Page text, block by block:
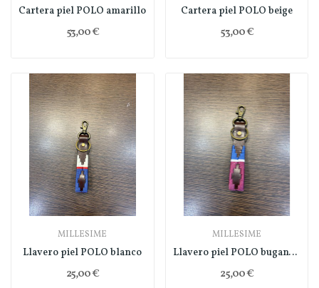
Cartera piel POLO amarillo
53,00 €
Cartera piel POLO beige
53,00 €
MILLESIME
Llavero piel POLO blanco
25,00 €
MILLESIME
Llavero piel POLO buganvilla
25,00 €